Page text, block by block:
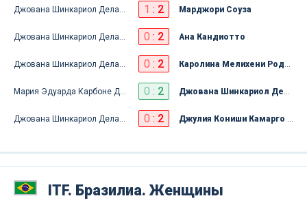
Джована Шинкариол Делаторре Барбоза 1 : 2 Марджори Соуза
Джована Шинкариол Делаторре Барбоза 0 : 2 Ана Кандиотто
Джована Шинкариол Делаторре Барбоза 0 : 2 Каролина Мелихени Родригес Альвес
Мария Эдуарда Карбоне Душ Сантуш 0 : 2 Джована Шинкариол Делаторре Барбоза
Джована Шинкариол Делаторре Барбоза 0 : 2 Джулия Кониши Камарго Сильва
ITF. Бразилиа. Женщины